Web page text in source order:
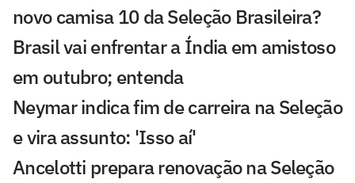
novo camisa 10 da Seleção Brasileira?
Brasil vai enfrentar a Índia em amistoso
em outubro; entenda
Neymar indica fim de carreira na Seleção
e vira assunto: 'Isso aí'
Ancelotti prepara renovação na Seleção